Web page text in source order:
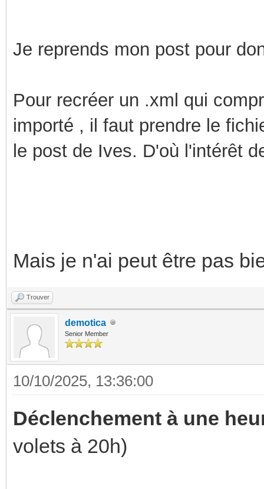
Je reprends mon post pour
Pour recréer un .xml qui
importé , il faut prendre le
le post de Ives. D'où l'intérêt
Mais je n'ai peut être pas
Trouver
demotica
Senior Member
10/10/2025, 13:36:00
Déclenchement à une
volets à 20h)